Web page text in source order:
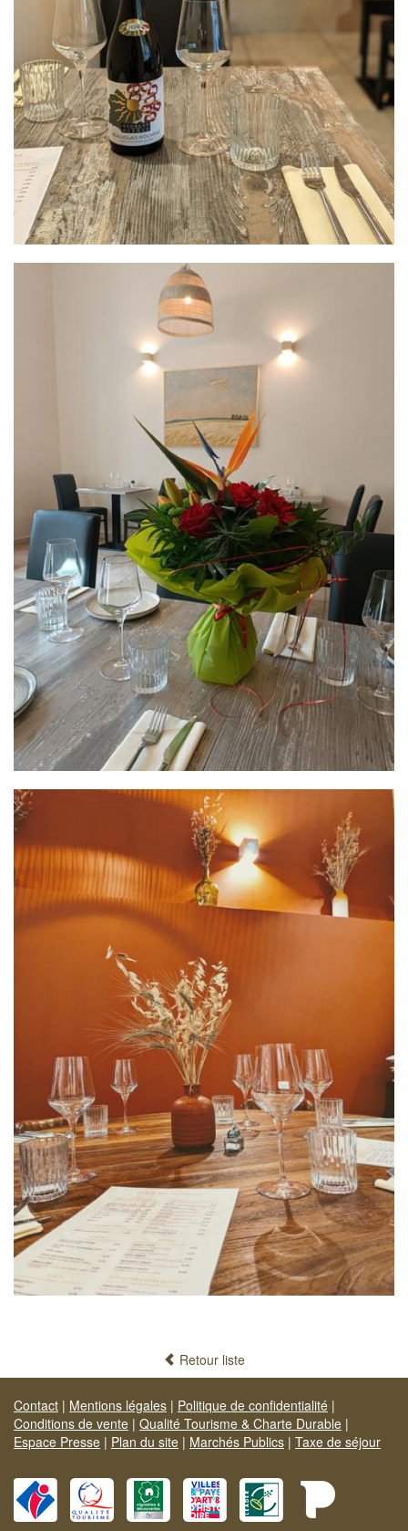
Retour liste
Contact | Mentions légales | Politique de confidentialité |
Conditions de vente | Qualité Tourisme & Charte Durable |
Espace Presse | Plan du site | Marchés Publics | Taxe de séjour